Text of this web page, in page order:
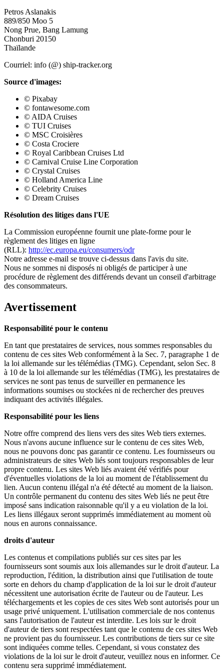
Petros Aslanakis
889/850 Moo 5
Nong Prue, Bang Lamung
Chonburi 20150
Thaïlande
Courriel: info (@) ship-tracker.org
Source d'images:
© Pixabay
© fontawesome.com
© AIDA Cruises
© TUI Cruises
© MSC Croisières
© Costa Crociere
© Royal Caribbean Cruises Ltd
© Carnival Cruise Line Corporation
© Crystal Cruises
© Holland America Line
© Celebrity Cruises
© Dream Cruises
Résolution des litiges dans l'UE
La Commission européenne fournit une plate-forme pour le
règlement des litiges en ligne
(RLL): http://ec.europa.eu/consumers/odr
Notre adresse e-mail se trouve ci-dessus dans l'avis du site.
Nous ne sommes ni disposés ni obligés de participer à une
procédure de règlement des différends devant un conseil d'arbitrage
des consommateurs.
Avertissement
Responsabilité pour le contenu
En tant que prestataires de services, nous sommes responsables du
contenu de ces sites Web conformément à la Sec. 7, paragraphe 1 de
la loi allemande sur les télémédias (TMG). Cependant, selon Sec. 8
à 10 de la loi allemande sur les télémédias (TMG), les prestataires de
services ne sont pas tenus de surveiller en permanence les
informations soumises ou stockées ni de rechercher des preuves
indiquant des activités illégales.
Responsabilité pour les liens
Notre offre comprend des liens vers des sites Web tiers externes.
Nous n'avons aucune influence sur le contenu de ces sites Web,
nous ne pouvons donc pas garantir ce contenu. Les fournisseurs ou
administrateurs de sites Web liés sont toujours responsables de leur
propre contenu. Les sites Web liés avaient été vérifiés pour
d'éventuelles violations de la loi au moment de l'établissement du
lien. Aucun contenu illégal n'a été détecté au moment de la liaison.
Un contrôle permanent du contenu des sites Web liés ne peut être
imposé sans indication raisonnable qu'il y a eu violation de la loi.
Les liens illégaux seront supprimés immédiatement au moment où
nous en aurons connaissance.
droits d'auteur
Les contenus et compilations publiés sur ces sites par les
fournisseurs sont soumis aux lois allemandes sur le droit d'auteur. La
reproduction, l'édition, la distribution ainsi que l'utilisation de toute
sorte en dehors du champ d'application de la loi sur le droit d'auteur
nécessitent une autorisation écrite de l'auteur ou de l'auteur. Les
téléchargements et les copies de ces sites Web sont autorisés pour un
usage privé uniquement. L'utilisation commerciale de nos contenus
sans l'autorisation de l'auteur est interdite. Les lois sur le droit
d'auteur de tiers sont respectées tant que le contenu de ces sites Web
ne provient pas du fournisseur. Les contributions de tiers sur ce site
sont indiquées comme telles. Cependant, si vous constatez des
violations de la loi sur le droit d'auteur, veuillez nous en informer. Ce
contenu sera supprimé immédiatement.